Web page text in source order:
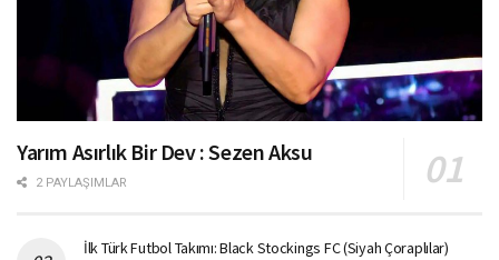
Yarım Asırlık Bir Dev : Sezen Aksu
2 PAYLAŞIMLAR
İlk Türk Futbol Takımı: Black Stockings FC (Siyah Çoraplılar)